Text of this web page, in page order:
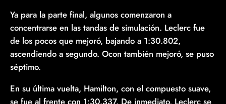
Ya para la parte final, algunos comenzaron a
concentrarse en las tandas de simulación. Leclerc fue
de los pocos que mejoró, bajando a 1:30.802,
ascendiendo a segundo. Ocon también mejoró, se puso
séptimo.
En su última vuelta, Hamilton, con el compuesto suave,
se fue al frente con 1:30.337. De inmediato, Leclerc se